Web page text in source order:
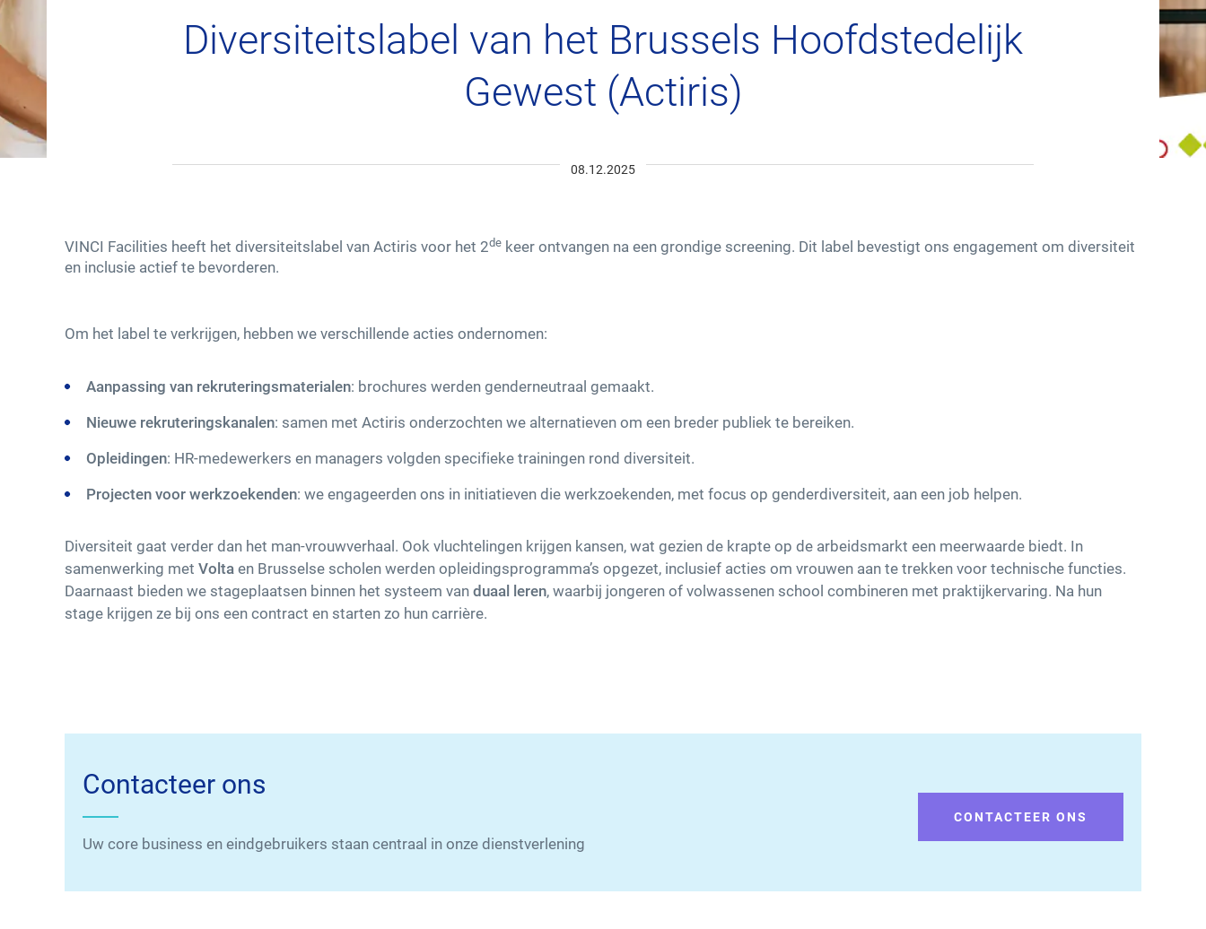
Actualiteit
Diversiteitslabel van het Brussels Hoofdstedelijk
Gewest (Actiris)
08.12.2025
VINCI Facilities heeft het diversiteitslabel van Actiris voor het 2de keer ontvangen na een grondige screening. Dit label bevestigt ons engagement om diversiteit
en inclusie actief te bevorderen.
Om het label te verkrijgen, hebben we verschillende acties ondernomen:
Aanpassing van rekruteringsmaterialen: brochures werden genderneutraal gemaakt.
Nieuwe rekruteringskanalen: samen met Actiris onderzochten we alternatieven om een breder publiek te bereiken.
Opleidingen: HR-medewerkers en managers volgden specifieke trainingen rond diversiteit.
Projecten voor werkzoekenden: we engageerden ons in initiatieven die werkzoekenden, met focus op genderdiversiteit, aan een job helpen.
Diversiteit gaat verder dan het man-vrouwverhaal. Ook vluchtelingen krijgen kansen, wat gezien de krapte op de arbeidsmarkt een meerwaarde biedt. In
samenwerking met Volta en Brusselse scholen werden opleidingsprogramma’s opgezet, inclusief acties om vrouwen aan te trekken voor technische functies.
Daarnaast bieden we stageplaatsen binnen het systeem van duaal leren, waarbij jongeren of volwassenen school combineren met praktijkervaring. Na hun
stage krijgen ze bij ons een contract en starten zo hun carrière.
Contacteer ons
Uw core business en eindgebruikers staan centraal in onze dienstverlening
CONTACTEER ONS